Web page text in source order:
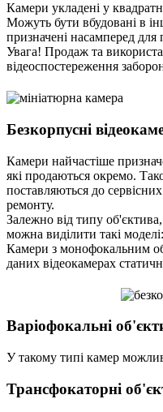
Камери укладені у
Можуть бути вбудовані в
призначені насамперед для
Увага! Продаж та
відеоспостереження
Безкорпусні
Камери найчастіше
які продаються окремо.
поставляються до
ремонту.
Залежно від типу
можна виділити такі моделі:
Камери з монофокальним
даних відеокамерах
Варіофокальні
У такому типі камер
Трансфокаторні